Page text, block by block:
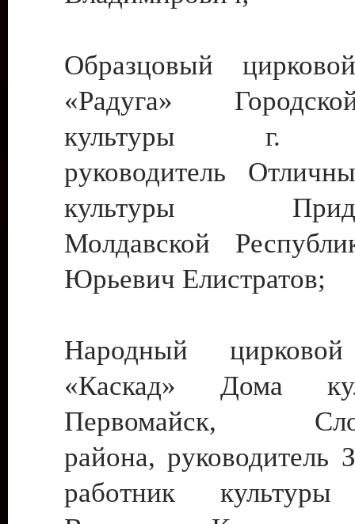
Образцовый
«Радуга»
культуры г.
руководитель
культуры
Молдавской
Юрьевич Елистратов;
Народный цирковой
«Каскад» Дома
Первомайск,
района, руководитель
работник культуры